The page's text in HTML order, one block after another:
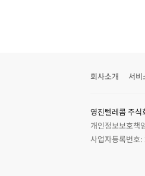
회사소개 서
영진텔레콤 주
개인정보보호책
사업자등록번호